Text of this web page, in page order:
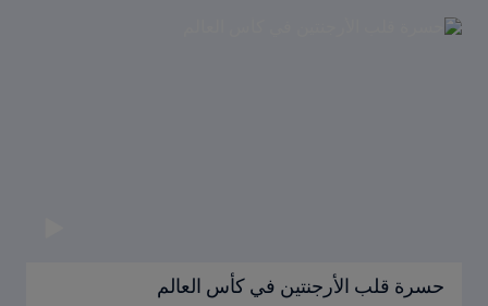
حسرة قلب الأرجنتين في كأس العالم